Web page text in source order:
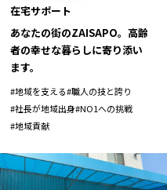
大阪市エリア
堺・泉州エリア
兵庫エリア
島根エリア
広島エリア
徳島エリア
愛媛エリア
在宅サポート
あなたの街のZAISAPO。高齢
者の幸せな暮らしに寄り添い
ます。
#地域を支える#職人の技と誇り
#社長が地域出身#NO1への挑戦
#地域貢献